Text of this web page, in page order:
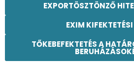
EXPORTÖSZTÖNZŐ
EXIM
TŐKEBEFEKTETÉS A